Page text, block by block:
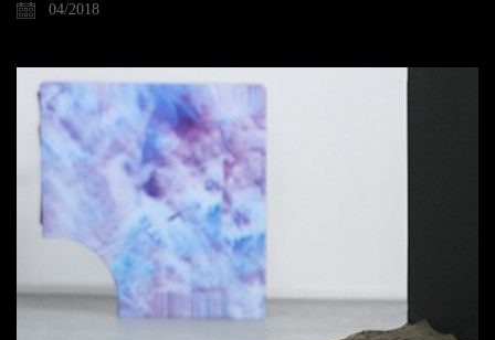
04/2018